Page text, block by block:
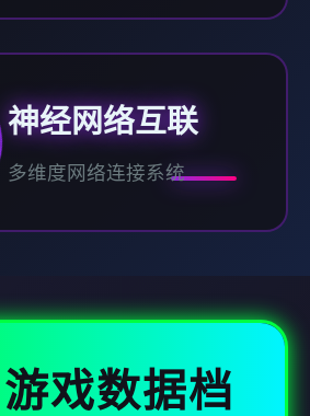
神经网络互联
多维度网络连接系统
游戏数据档